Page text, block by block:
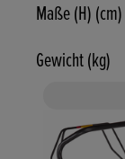
Maße (H) (cm)
Gewicht (kg)